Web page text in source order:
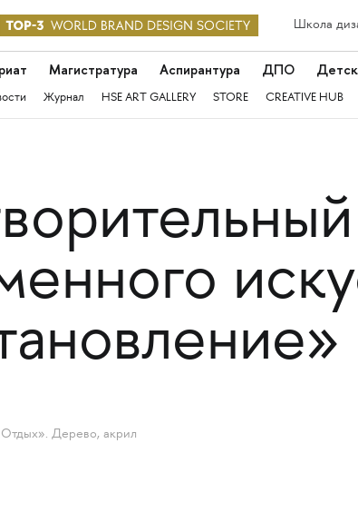
Школа
Магистратура Аспирантура ДПО
Журнал HSE ART GALLERY STORE CREATIVE HUB
Дерево, акрил